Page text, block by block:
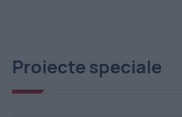
Proiecte speciale